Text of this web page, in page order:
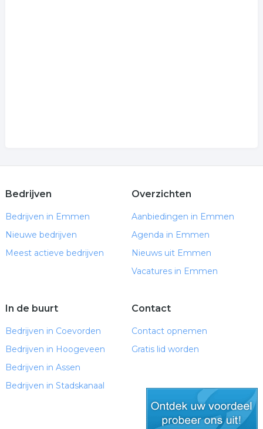
Bedrijven
Bedrijven in Emmen
Nieuwe bedrijven
Meest actieve bedrijven
Overzichten
Aanbiedingen in Emmen
Agenda in Emmen
Nieuws uit Emmen
Vacatures in Emmen
In de buurt
Bedrijven in Coevorden
Bedrijven in Hoogeveen
Bedrijven in Assen
Bedrijven in Stadskanaal
Contact
Contact opnemen
Gratis lid worden